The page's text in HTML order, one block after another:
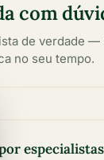
com
de verdade —
no seu tempo.
especialistas